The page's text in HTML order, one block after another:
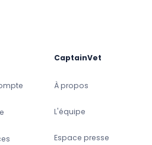
CaptainVet
À propos
L'équipe
Espace presse